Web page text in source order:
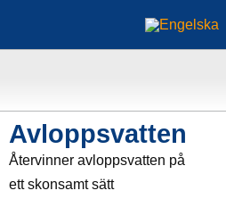
Avloppsvatten
Återvinner avloppsvatten på
ett skonsamt sätt